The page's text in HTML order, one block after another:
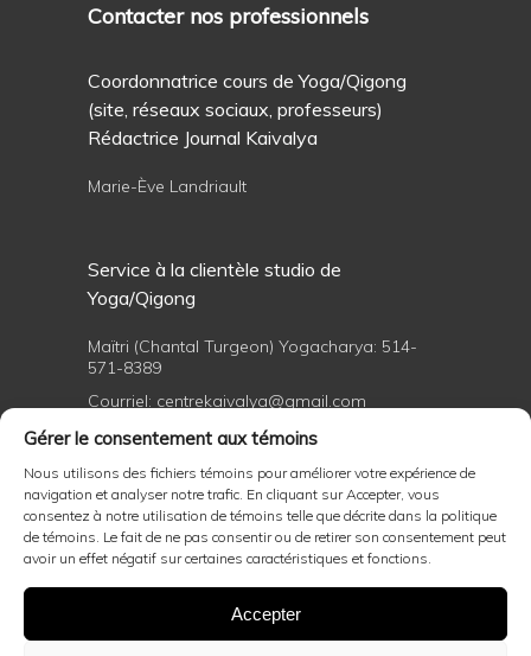
Gérer le consentement aux témoins
Nous utilisons des fichiers témoins pour améliorer votre expérience de
navigation et analyser notre trafic. En cliquant sur Accepter, vous
consentez à notre utilisation de témoins telle que décrite dans la politique
de témoins. Le fait de ne pas consentir ou de retirer son consentement peut
avoir un effet négatif sur certaines caractéristiques et fonctions.
Accepter
Contacter nos professionnels
Coordonnatrice cours de Yoga/Qigong
(site, réseaux sociaux, professeurs)
Rédactrice Journal Kaivalya
Marie-Ève Landriault
Service à la clientèle studio de
Yoga/Qigong
Maïtri (Chantal Turgeon) Yogacharya: 514-
571-8389
Courriel: centrekaivalya@gmail.com
Formations professionnelles de yoga et
de Qigong
Maïtri (Chantal Turgeon) Yogacharya:514-
571-8389
centrekaivalya@gmail.com